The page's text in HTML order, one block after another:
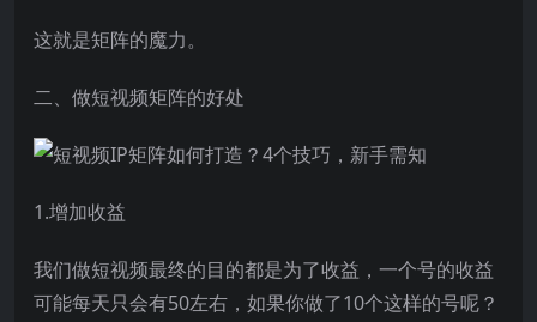
这就是矩阵的魔力。
二、做短视频矩阵的好处
1.增加收益
我们做短视频最终的目的都是为了收益，一个号的收益
可能每天只会有50左右，如果你做了10个这样的号呢？